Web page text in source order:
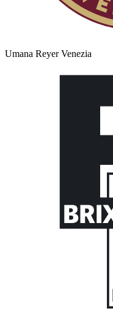
Umana Reyer Venezia